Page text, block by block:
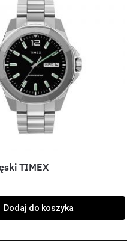
TIMEX
Dodaj do koszyka